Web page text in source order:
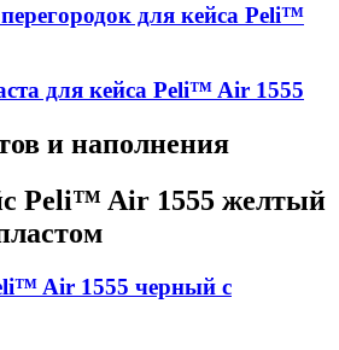
для кейса Peli™
для кейса Peli™ Air 1555
и наполнения
Peli™ Air 1555 желтый
Air 1555 черный с